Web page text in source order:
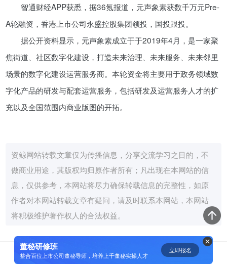
年入百万，也不一定能看懂“商业
模式”！推荐收藏！
资鲸精选 | 小米同股不同权的股权
设计和雷军对公司的控制权
08-23
资鲸精选 | 迈瑞医疗上市：是王者
归来，还是“毒角兽”降临？
09-29
思维框架
09-11
智通财经APP获悉，据36氪报道，元声象素获数千万元Pre-
A轮融资，香港上市公司永盛控股集团领投，国投跟投。
据公开资料显示，元声象素成立于于2019年4月，是一家聚
焦街道、社区数字化建设，打造未来治理、未来服务、未来邻里
场景的数字化建设运营服务商。本轮资金将主要用于政务领域数
字化产品的研发与配套运营服务，包括研发及运营服务人才的扩
充以及全国范围内商业版图的开拓。
资鲸网站转载文章仅为传播信息，分享交流学习之目的，不
做商业用途，其版权均归原作者所有；凡出现在本网站的信
息，仅供参考，本网站将尽力确保转载信息的完整性，如原
作者对本网站转载文章有疑问，请及时联系本网站，本网站
将积极维护著作权人的合法权益。
董秘研修班
整合百位上市公司董秘导师，培养上千董秘实操人才
立即报名